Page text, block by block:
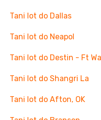
Tani lot do Dallas
Tani lot do Neapol
Tani lot do Destin - Ft
Tani lot do Shangri La
Tani lot do Afton, OK